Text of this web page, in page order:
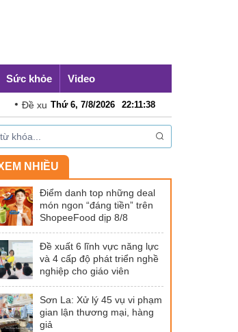
Sức khỏe Video
lĩnh vực năng lực và 4 cấp độ phát triển nghề nghiệp
Thứ 6, 7/8/2026 22:11:39
NHIỀU
Điểm danh top những deal
món ngon “đáng tiền” trên
ShopeeFood dịp 8/8
Đề xuất 6 lĩnh vực năng lực
và 4 cấp độ phát triển nghề
nghiệp cho giáo viên
Sơn La: Xử lý 45 vụ vi phạm
gian lận thương mại, hàng
giả